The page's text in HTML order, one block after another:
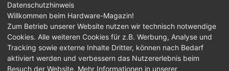
1-TB-Modell getestet.
Impressum |Kontakt|Jobs |Datenschutz|
Consent‑Einstellungen|Haftungsausschluss
Feed Facebook YouTube
Datenschutzhinweis
Willkommen beim Hardware-Magazin!
Zum Betrieb unserer Website nutzen wir technisch notwendige
Cookies. Alle weiteren Cookies für z.B. Werbung, Analyse und
Tracking sowie externe Inhalte Dritter, können nach Bedarf
aktiviert werden und verbessern das Nutzererlebnis beim
Besuch der Website. Mehr Informationen in unserer